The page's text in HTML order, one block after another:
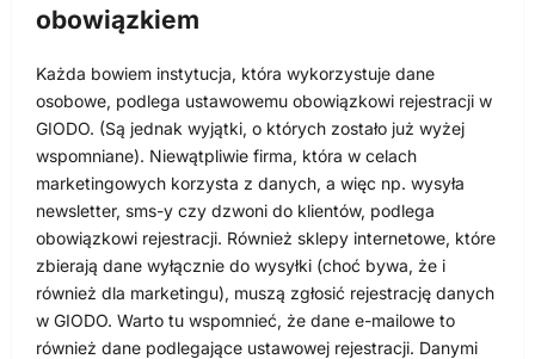
obowiązkiem
Każda bowiem instytucja, która wykorzystuje dane
osobowe, podlega ustawowemu obowiązkowi rejestracji w
GIODO. (Są jednak wyjątki, o których zostało już wyżej
wspomniane). Niewątpliwie firma, która w celach
marketingowych korzysta z danych, a więc np. wysyła
newsletter, sms-y czy dzwoni do klientów, podlega
obowiązkowi rejestracji. Również sklepy internetowe, które
zbierają dane wyłącznie do wysyłki (choć bywa, że i
również dla marketingu), muszą zgłosić rejestrację danych
w GIODO. Warto tu wspomnieć, że dane e-mailowe to
również dane podlegające ustawowej rejestracji. Danymi